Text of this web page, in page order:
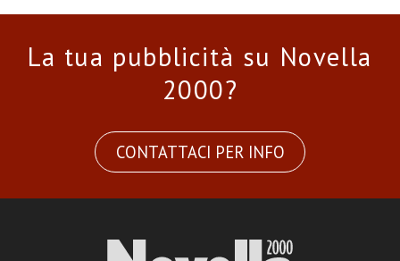
La tua pubblicità su Novella
2000?
CONTATTACI PER INFO